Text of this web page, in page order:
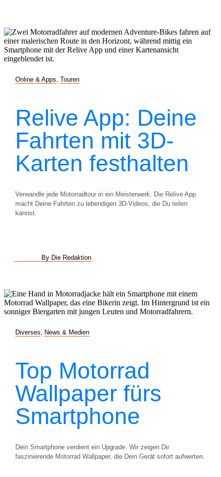
Online & Apps Touren
Relive App: Deine
Fahrten mit 3D-
Karten festhalten
Verwandle jede Motorradtour in ein Meisterwerk. Die Relive App
macht Deine Fahrten zu lebendigen 3D-Videos, die Du teilen
kannst.
By Die Redaktion
Diverses News & Medien
Top Motorrad
Wallpaper fürs
Smartphone
Dein Smartphone verdient ein Upgrade. Wir zeigen Dir
faszinierende Motorrad Wallpaper, die Dein Gerät sofort aufwerten.